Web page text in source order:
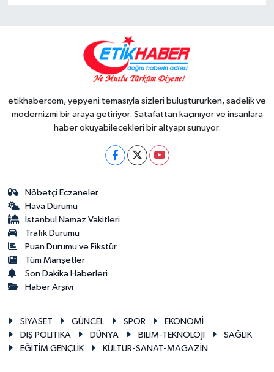
etikhabercom, yepyeni temasıyla sizleri buluştururken, sadelik ve
modernizmi bir araya getiriyor. Şatafattan kaçınıyor ve insanlara
haber okuyabilecekleri bir altyapı sunuyor.
Nöbetçi Eczaneler
Hava Durumu
İstanbul Namaz Vakitleri
Trafik Durumu
Puan Durumu ve Fikstür
Tüm Manşetler
Son Dakika Haberleri
Haber Arşivi
SİYASET GÜNCEL SPOR
EKONOMİ
DIŞ POLİTİKA
DÜNYA BİLİM-TEKNOLOJİ
SAĞLIK
EĞİTİM GENÇLİK
KÜLTÜR-SANAT-MAGAZİN